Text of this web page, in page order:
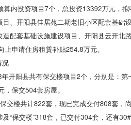
算内投资项目7个，总投资13392万元，
、开阳县佳居苑二期老旧小区配套基
配套基础设施建设项目、开阳县云开
上申请住房租赁补贴254.8万元。
况
开阳县共有保交楼项目2个，分别是：
保交504套房屋。
交楼共计822套，现已完成交付808套，
“保交楼”318套，已交付304套，还有